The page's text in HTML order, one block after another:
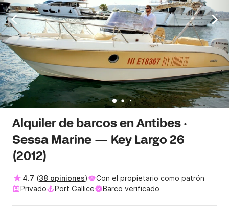
Alquiler de barcos en Antibes ·
Sessa Marine — Key Largo 26
(2012)
4.7 (38 opiniones)
Con el propietario como patrón
Privado
Port Gallice Barco verificado